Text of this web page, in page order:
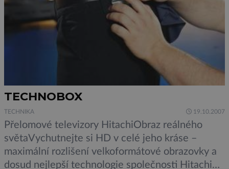
TECHNOBOX
TECHNIKA 19.10.2007
Přelomové televizory HitachiObraz reálného
světaVychutnejte si HD v celé jeho kráse –
maximální rozlišení velkoformátové obrazovky a
dosud nejlepší technologie společnosti Hitachi